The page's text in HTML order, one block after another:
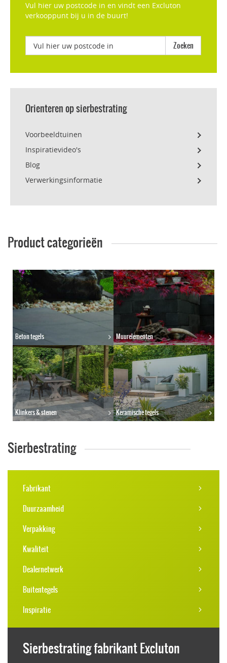
Vul hier uw postcode in en vindt een Excluton
verkooppunt bij u in de buurt!
Orienteren op sierbestrating
Voorbeeldtuinen
Inspiratievideo's
Blog
Verwerkingsinformatie
Product categorieën
Beton tegels Muurelementen
Klinkers & stenen Keramische tegels
Sierbestrating
Fabrikant
Duurzaamheid
Verpakking
Kwaliteit
Dealernetwerk
Buitentegels
Inspiratie
Sierbestrating fabrikant Excluton